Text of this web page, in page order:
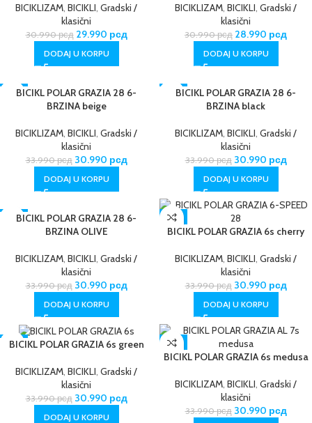
BICIKLIZAM, BICIKLI, Gradski /
klasični
30.990рсд 29.990 рсд
DODAJ U KORPU
BICIKLIZAM, BICIKLI, Gradski /
klasični
30.990рсд 28.990 рсд
DODAJ U KORPU
-9%BICIKL POLAR GRAZIA 28 6-
BRZINA beige
BICIKLIZAM, BICIKLI, Gradski /
klasični
33.990рсд 30.990 рсд
DODAJ U KORPU
-9%BICIKL POLAR GRAZIA 28 6-
BRZINA black
BICIKLIZAM, BICIKLI, Gradski /
klasični
33.990рсд 30.990 рсд
DODAJ U KORPU
-9%BICIKL POLAR GRAZIA 28 6-
BRZINA OLIVE
BICIKLIZAM, BICIKLI, Gradski /
klasični
33.990рсд 30.990 рсд
DODAJ U KORPU
-9%
BICIKL POLAR GRAZIA 6s cherry
BICIKLIZAM, BICIKLI, Gradski /
klasični
33.990рсд 30.990 рсд
DODAJ U KORPU
-9%
BICIKL POLAR GRAZIA 6s green
BICIKLIZAM, BICIKLI, Gradski /
klasični
33.990рсд 30.990 рсд
DODAJ U KORPU
-9%
BICIKL POLAR GRAZIA 6s medusa
BICIKLIZAM, BICIKLI, Gradski /
klasični
33.990рсд 30.990 рсд